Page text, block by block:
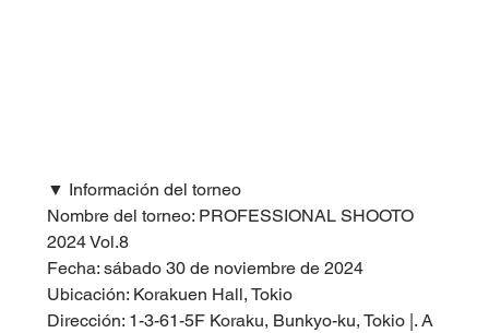
▼ Información del torneo
Nombre del torneo: PROFESSIONAL SHOOTO
2024 Vol.8
Fecha: sábado 30 de noviembre de 2024
Ubicación: Korakuen Hall, Tokio
Dirección: 1-3-61-5F Koraku, Bunkyo-ku, Tokio |. A